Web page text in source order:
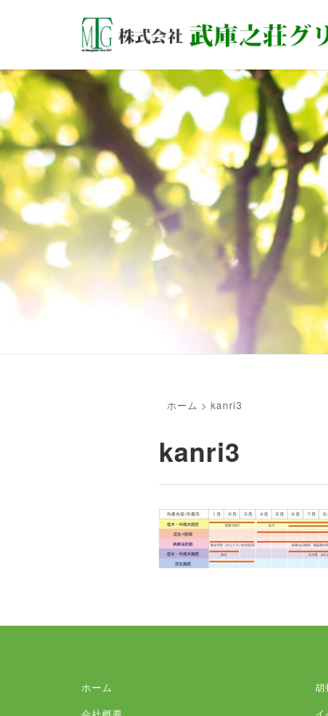
ホーム >kanri3
kanri3
ホーム
会社概要
胡